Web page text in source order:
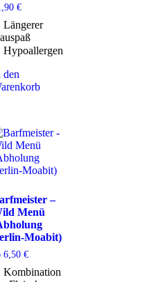
€
den
–
Menü
Moabit)
6,50 €